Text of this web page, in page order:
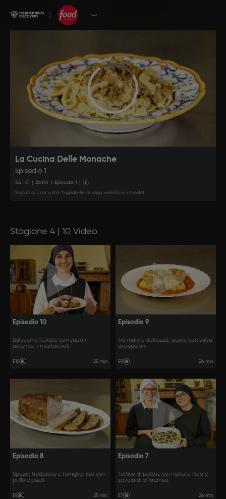
La Cucina Delle Monache
Episodio 1
S4 : E1 26min Episodio 1
Sapori di una volta: tagliatelle al ragù veneto e chiodet.
Stagione 4 | 10 Video
Episodio 10
Salutiamo l’estate con sapori
autentici: i mostaccioli.
E10 25 min
Episodio 9
Tra mare e dolcezza, pesce con salsa
ai peperoni
E9 26 min
Episodio 8
Spezie, tradizione e famiglia: riso con
pollo e piselli
E8 25 min
Episodio 7
Tortino di patate con tartufo nero e
savoiardi al tiramisù.
E7 26 min